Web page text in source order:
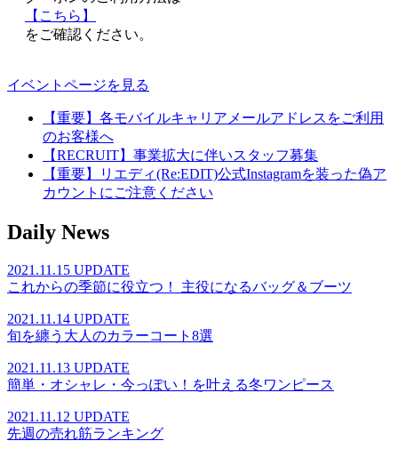
【こちら】
をご確認ください。
イベントページを見る
【重要】各モバイルキャリアメールアドレスをご利用
のお客様へ
【RECRUIT】事業拡大に伴いスタッフ募集
【重要】リエディ(Re:EDIT)公式Instagramを装った偽ア
カウントにご注意ください
Daily News
2021.11.15 UPDATE
これからの季節に役立つ！ 主役になるバッグ＆ブーツ
2021.11.14 UPDATE
旬を纏う大人のカラーコート8選
2021.11.13 UPDATE
簡単・オシャレ・今っぽい！を叶える冬ワンピース
2021.11.12 UPDATE
先週の売れ筋ランキング